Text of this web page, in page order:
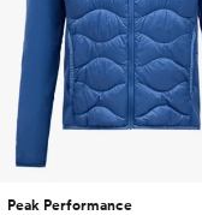
Peak Performance